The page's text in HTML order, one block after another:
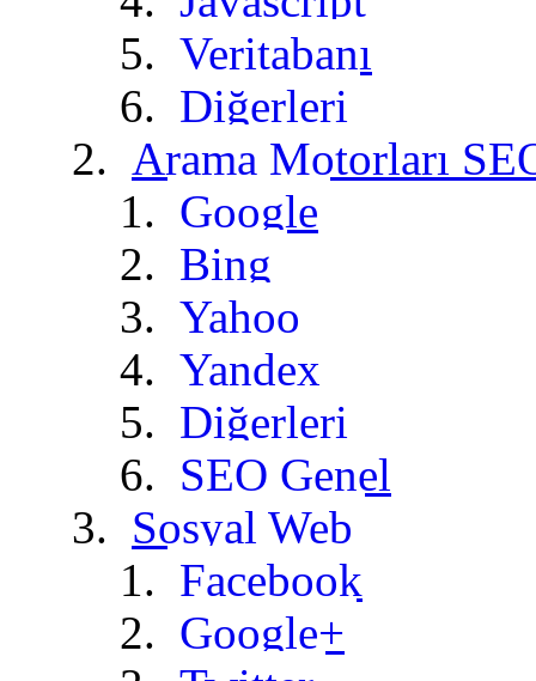
Veritabanı
Diğerleri
Arama Motorları
Google
Bing
Yahoo
Yandex
Diğerleri
SEO Genel
Sosyal Web
Facebook
Google+